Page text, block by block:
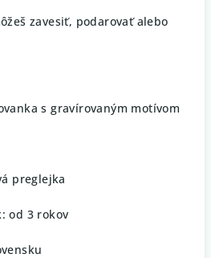
zavesiť, podarovať alebo
s gravírovaným motívom
preglejka
od 3 rokov